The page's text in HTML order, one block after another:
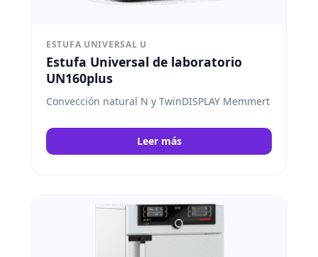
ESTUFA UNIVERSAL U
Estufa Universal de laboratorio
UN160plus
Convección natural N y TwinDISPLAY Memmert
Leer más